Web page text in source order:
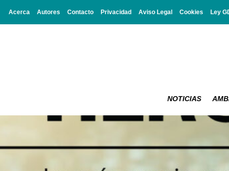
Acerca Autores Contacto Privacidad Aviso Legal Cookies Ley
NOTICIAS